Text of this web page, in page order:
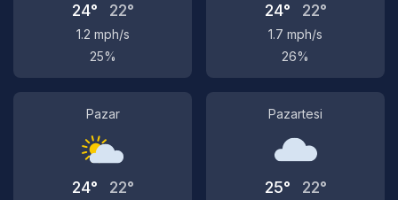
24° 22°
1.2 mph/s
25%
24° 22°
1.7 mph/s
26%
Pazar
24° 22°
Pazartesi
25° 22°